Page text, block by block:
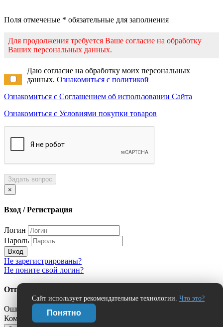
Сайт использует рекомендательные технологии. Что это?
Понятно
Поля отмеченые * обязательные для заполнения
Для продолжения требуется Ваше согласие на обработку
Ваших персональных данных.
Даю согласие на обработку моих персональных
данных. Ознакомиться с политикой
Ознакомиться с Соглашением об использовании Сайта
Ознакомиться с Условиями покупки товаров
Задать вопрос
×
Вход / Регистрация
Логин
Пароль
Вход
Не зарегистрированы?
Не поните свой логин?
Отправить сообщение об ошибке?
Ошибка:
Комментарий (дополнительно)